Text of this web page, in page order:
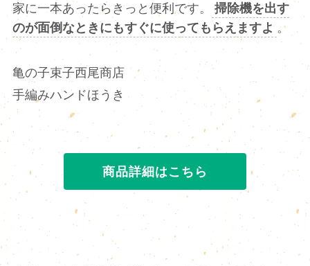
家に一本あったらきっと便利です。
掃除機を出す
のが面倒なときにもすぐに使ってもらえますよ 。
亀の子束子西尾商店
手編みハンドほうき
商品詳細はこちら